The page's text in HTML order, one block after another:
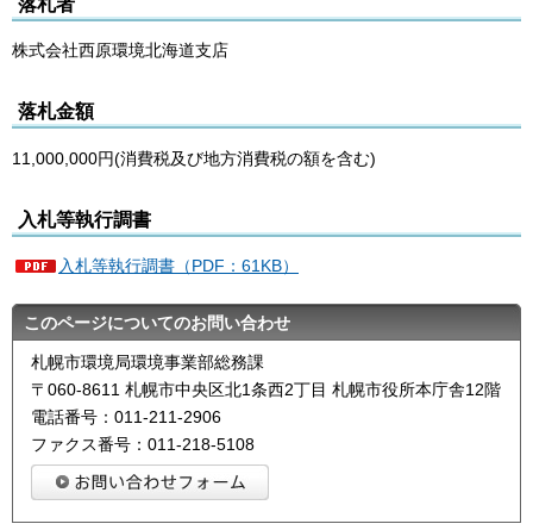
株式会社西原環境北海道支店
落札金額
11,000,000円(消費税及び地方消費税の額を含む)
入札等執行調書
入札等執行調書（PDF：61KB）
このページについてのお問い合わせ
札幌市環境局環境事業部総務課
〒060-8611 札幌市中央区北1条西2丁目 札幌市役所本庁舎12階
電話番号：011-211-2906
ファクス番号：011-218-5108